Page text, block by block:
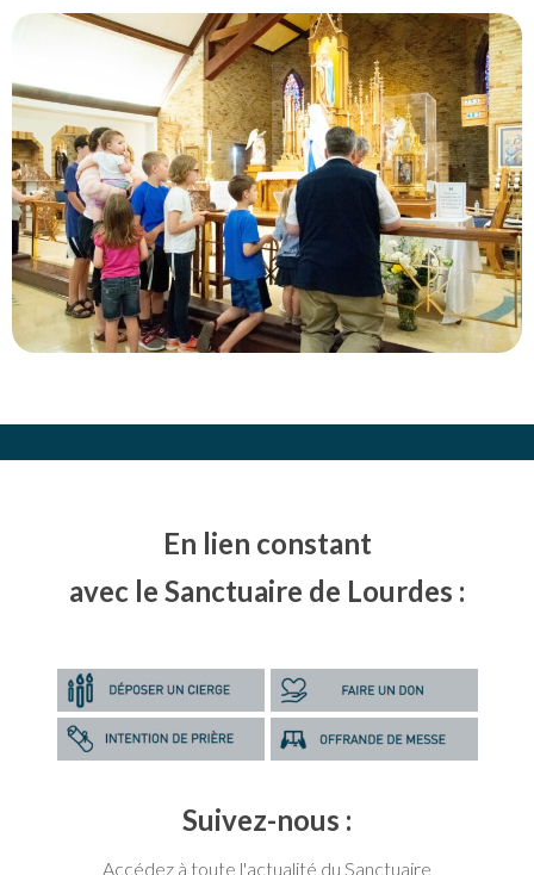
En lien constant
avec le Sanctuaire de Lourdes :
Suivez-nous :
Accédez à toute l'actualité du Sanctuaire